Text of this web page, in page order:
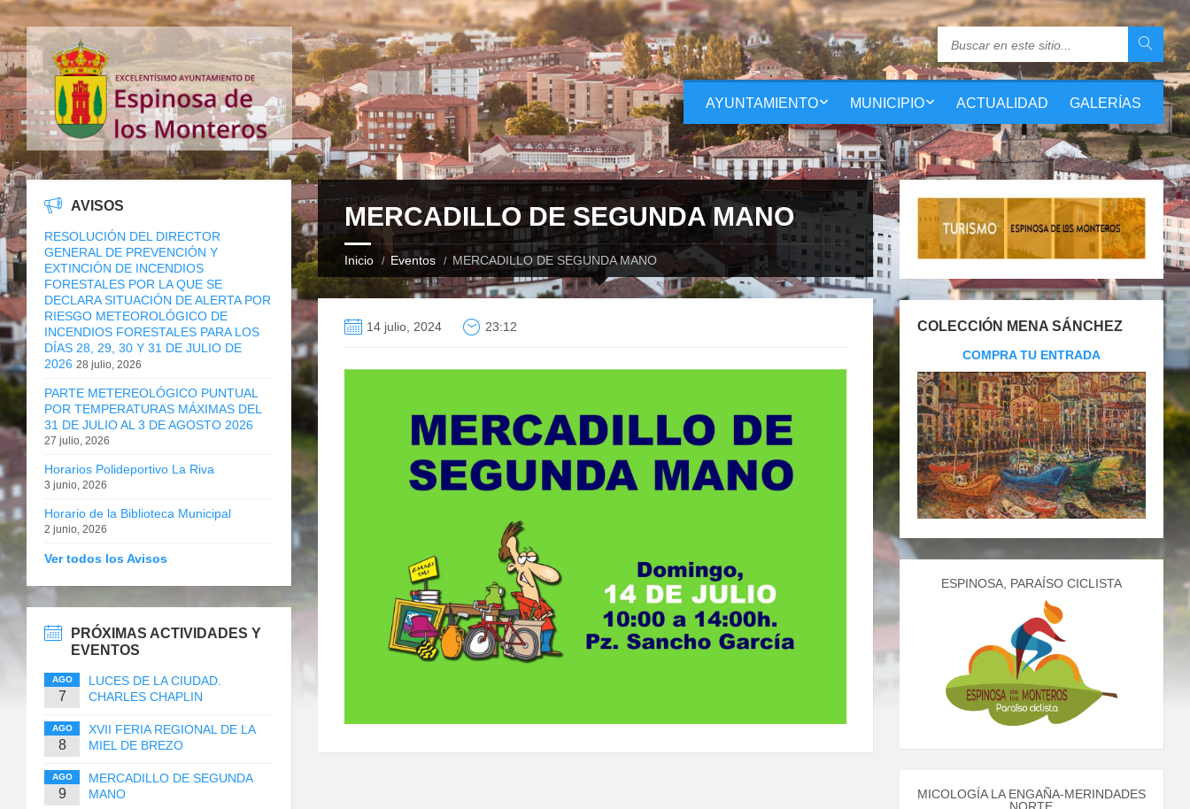
AYUNTAMIENTO MUNICIPIO ACTUALIDAD GALERÍAS
MERCADILLO DE SEGUNDA MANO
Inicio Eventos MERCADILLO DE SEGUNDA MANO
14 julio, 2024 23:12
AVISOS
RESOLUCIÓN DEL DIRECTOR
GENERAL DE PREVENCIÓN Y
EXTINCIÓN DE INCENDIOS
FORESTALES POR LA QUE SE
DECLARA SITUACIÓN DE ALERTA POR
RIESGO METEOROLÓGICO DE
INCENDIOS FORESTALES PARA LOS
DÍAS 28, 29, 30 Y 31 DE JULIO DE
2026 28 julio, 2026
PARTE METEREOLÓGICO PUNTUAL
POR TEMPERATURAS MÁXIMAS DEL
31 DE JULIO AL 3 DE AGOSTO 2026
27 julio, 2026
Horarios Polideportivo La Riva
3 junio, 2026
Horario de la Biblioteca Municipal
2 junio, 2026
Ver todos los Avisos
PRÓXIMAS ACTIVIDADES Y
EVENTOS
AGO
7
LUCES DE LA CIUDAD.
CHARLES CHAPLIN
AGO
8
XVII FERIA REGIONAL DE LA
MIEL DE BREZO
AGO
9
MERCADILLO DE SEGUNDA
MANO
COLECCIÓN MENA SÁNCHEZ
COMPRA TU ENTRADA
ESPINOSA, PARAÍSO CICLISTA
MICOLOGÍA LA ENGAÑA-MERINDADES
NORTE